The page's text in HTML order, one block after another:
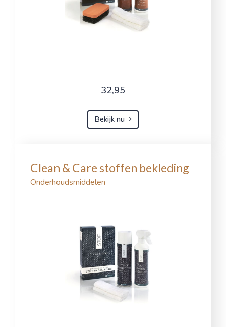
32,95
Bekijk nu
Clean & Care stoffen bekleding
Onderhoudsmiddelen